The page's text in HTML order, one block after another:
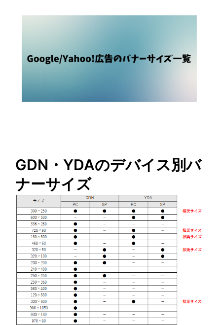
GDN・YDAのデバイス別バ
ナーサイズ